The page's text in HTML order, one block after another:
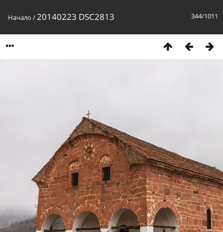
344/1011
Начало /20140223 DSC2813